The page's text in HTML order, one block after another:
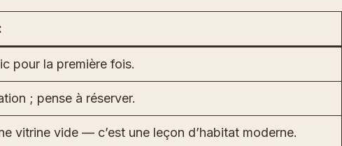
pour la première fois.
; pense à réserver.
vitrine vide — c’est une leçon d’habitat moderne.